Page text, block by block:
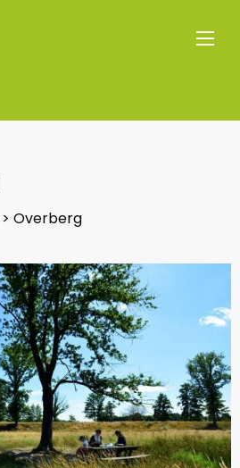
> Overberg